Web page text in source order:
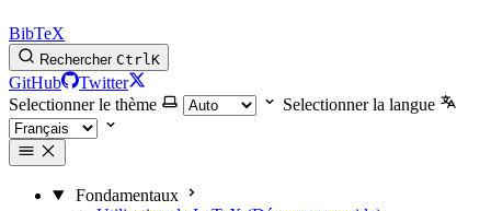
BibTeX
Rechercher CtrlK
GitHub
Twitter
Selectionner le thème
Selectionner la langue
Fondamentaux